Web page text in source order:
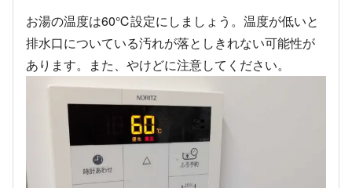
お湯の温度は60℃設定にしましょう。温度が低いと
排水口についている汚れが落としきれない可能性が
あります。また、やけどに注意してください。